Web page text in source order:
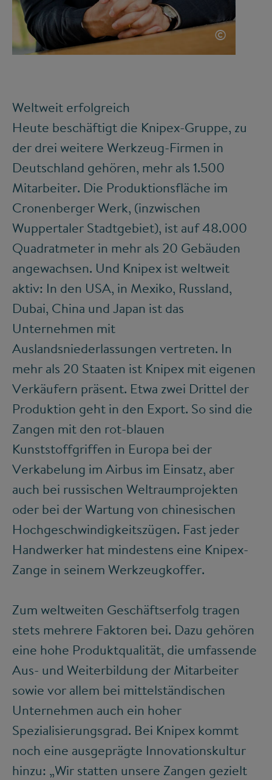
©
Weltweit erfolgreich
Heute beschäftigt die Knipex-Gruppe, zu
der drei weitere Werkzeug-Firmen in
Deutschland gehören, mehr als 1.500
Mitarbeiter. Die Produktionsfläche im
Cronenberger Werk, (inzwischen
Wuppertaler Stadtgebiet), ist auf 48.000
Quadratmeter in mehr als 20 Gebäuden
angewachsen. Und Knipex ist weltweit
aktiv: In den USA, in Mexiko, Russland,
Dubai, China und Japan ist das
Unternehmen mit
Auslandsniederlassungen vertreten. In
mehr als 20 Staaten ist Knipex mit eigenen
Verkäufern präsent. Etwa zwei Drittel der
Produktion geht in den Export. So sind die
Zangen mit den rot-blauen
Kunststoffgriffen in Europa bei der
Verkabelung im Airbus im Einsatz, aber
auch bei russischen Weltraumprojekten
oder bei der Wartung von chinesischen
Hochgeschwindigkeitszügen. Fast jeder
Handwerker hat mindestens eine Knipex-
Zange in seinem Werkzeugkoffer.
Zum weltweiten Geschäftserfolg tragen
stets mehrere Faktoren bei. Dazu gehören
eine hohe Produktqualität, die umfassende
Aus- und Weiterbildung der Mitarbeiter
sowie vor allem bei mittelständischen
Unternehmen auch ein hoher
Spezialisierungsgrad. Bei Knipex kommt
noch eine ausgeprägte Innovationskultur
hinzu: „Wir statten unsere Zangen gezielt